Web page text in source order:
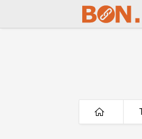
Skip to Main Content
LOŠINJ